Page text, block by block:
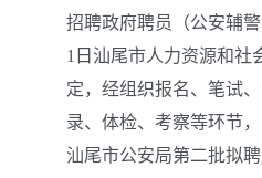
招聘政府聘员（公安辅
1日汕尾市人力资源和社
定，经组织报名、笔试
录、体检、考察等环节
汕尾市公安局第二批拟